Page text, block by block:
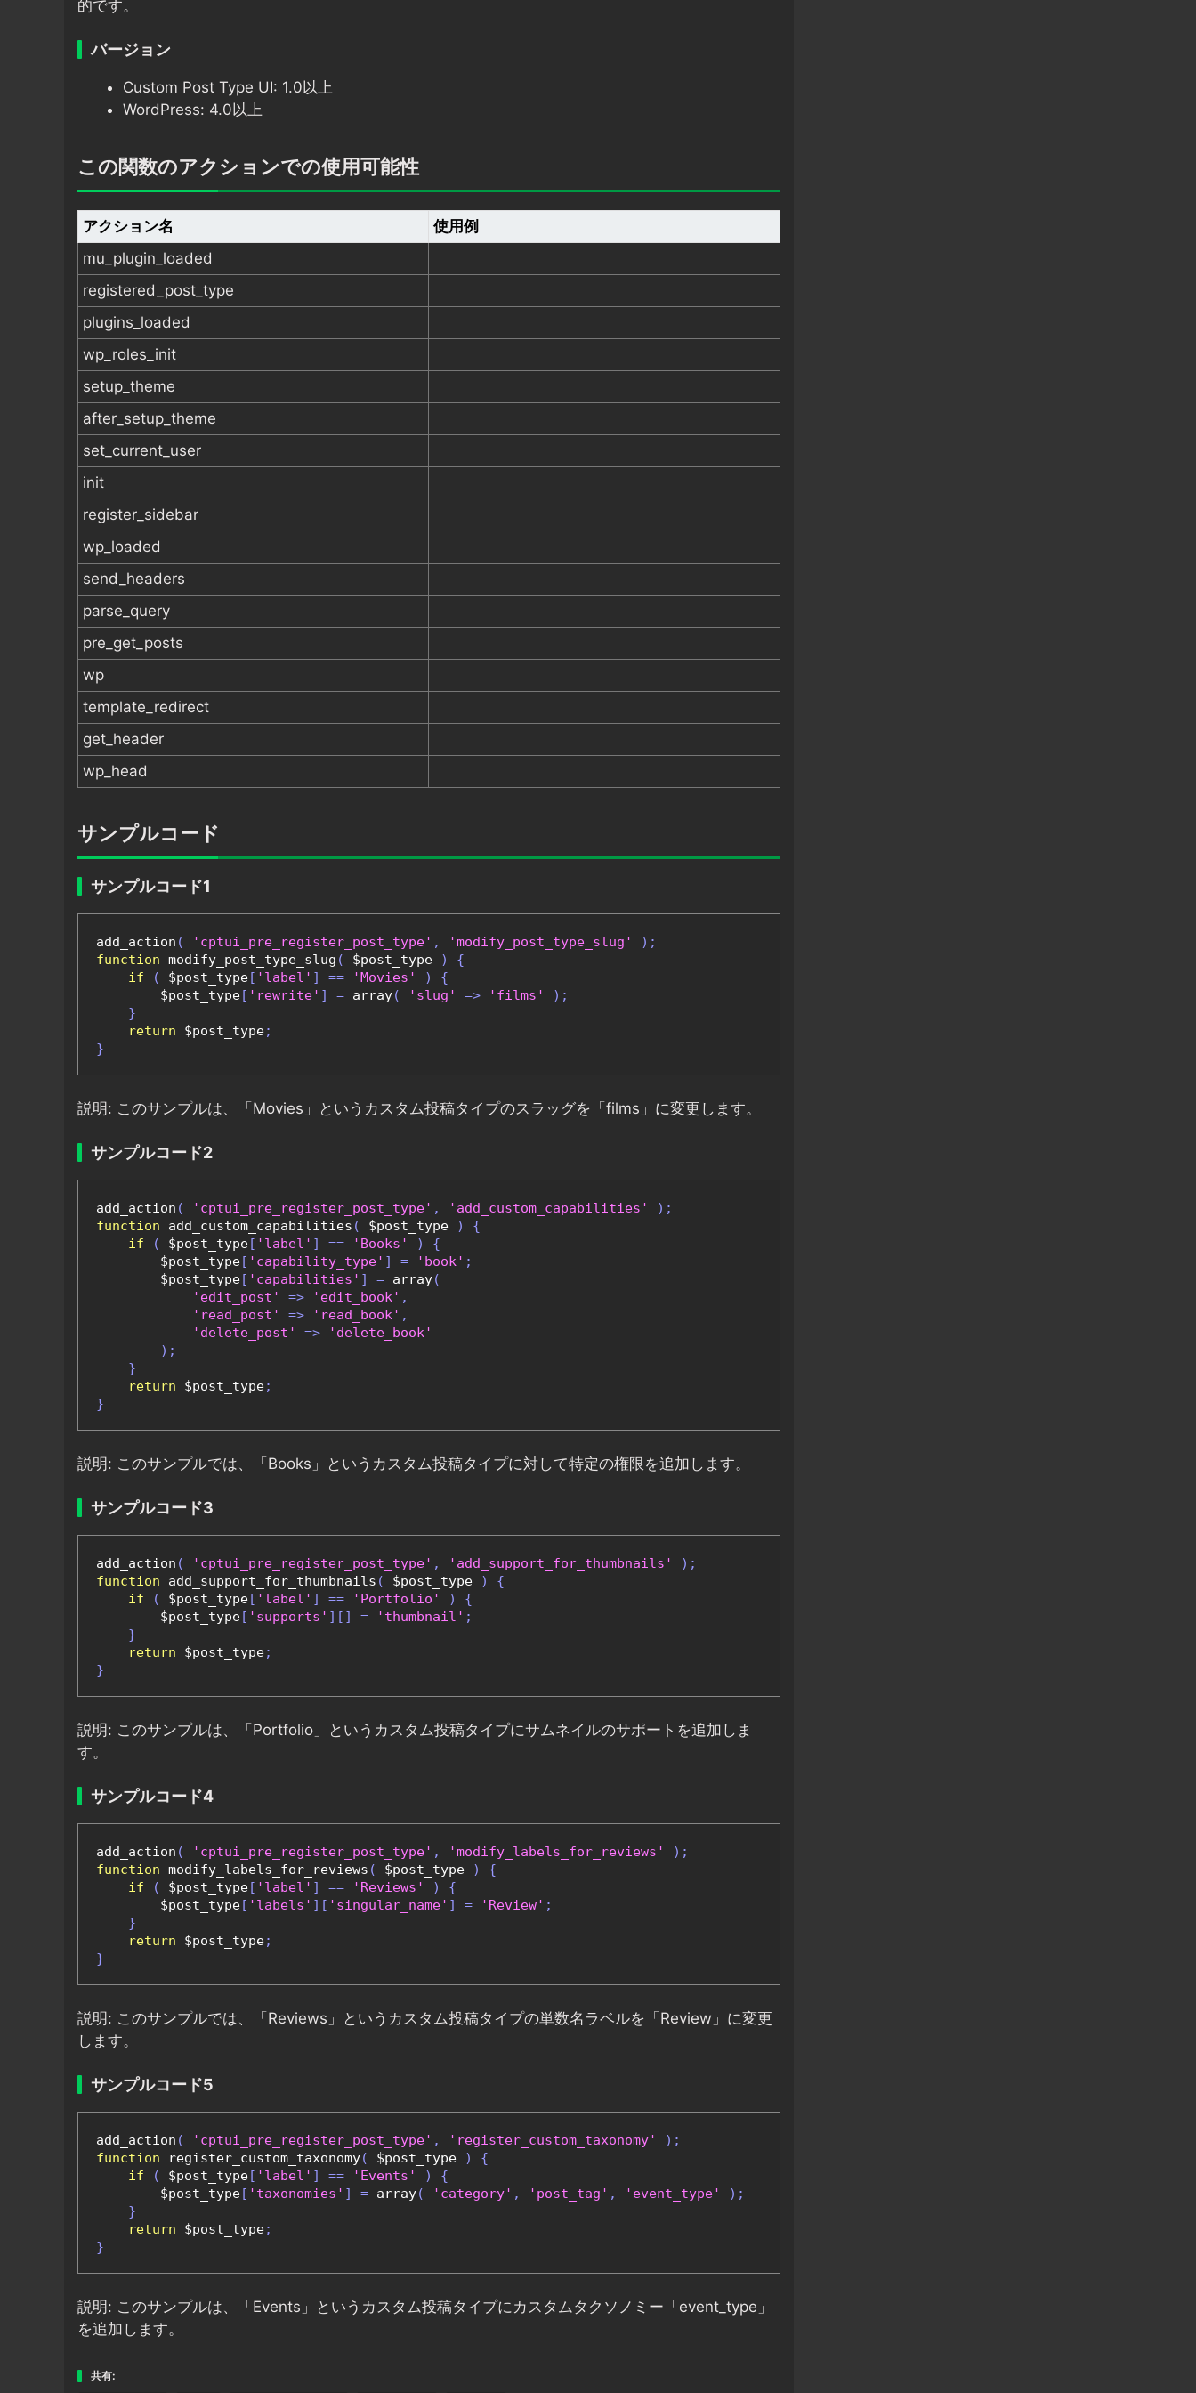
的です。
バージョン
Custom Post Type UI: 1.0以上
WordPress: 4.0以上
この関数のアクションでの使用可能性
アクション名
使用例
mu_plugin_loaded
registered_post_type
plugins_loaded
wp_roles_init
setup_theme
after_setup_theme
set_current_user
init
register_sidebar
wp_loaded
send_headers
parse_query
pre_get_posts
wp
template_redirect
get_header
wp_head
サンプルコード
サンプルコード1
add_action ( 'cptui_pre_register_post_type' , 'modify_post_type_slug'
);
function modify_post_type_slug ( $post_type )
{
if
( $post_type[ 'label' ] == 'Movies' )
{
        $post_type
[ 'rewrite' ] = array( 'slug' => 'films'
);
}
return $post_type;
}
説明: このサンプルは、「Movies」というカスタム投稿タイプのスラッグを「films」に変更します。
サンプルコード2
add_action ( 'cptui_pre_register_post_type' , 'add_custom_capabilities'
);
function add_custom_capabilities ( $post_type )
{
if
( $post_type[ 'label' ] == 'Books' )
{
        $post_type
[ 'capability_type' ] = 'book' ;
        $post_type
[ 'capabilities' ] = array(
'edit_post'
=> 'edit_book' ,
'read_post'
=> 'read_book' ,
'delete_post'
=>
'delete_book'
);
}
return $post_type;
}
説明: このサンプルでは、「Books」というカスタム投稿タイプに対して特定の権限を追加します。
サンプルコード3
add_action ( 'cptui_pre_register_post_type' , 'add_support_for_thumbnails'
);
function add_support_for_thumbnails ( $post_type )
{
if
( $post_type[ 'label' ] == 'Portfolio' )
{
        $post_type
[ 'supports' ][] = 'thumbnail' ;
}
return $post_type;
}
説明: このサンプルは、「Portfolio」というカスタム投稿タイプにサムネイルのサポートを追加しま
す。
サンプルコード4
add_action ( 'cptui_pre_register_post_type' , 'modify_labels_for_reviews'
);
function modify_labels_for_reviews ( $post_type )
{
if
( $post_type[ 'label' ] == 'Reviews' )
{
        $post_type
[ 'labels' ][ 'singular_name' ] = 'Review' ;
}
return $post_type;
}
説明: このサンプルでは、「Reviews」というカスタム投稿タイプの単数名ラベルを「Review」に変更
します。
サンプルコード5
add_action ( 'cptui_pre_register_post_type' , 'register_custom_taxonomy'
);
function register_custom_taxonomy( $post_type )
{
if
( $post_type[ 'label' ] == 'Events' )
{
        $post_type
[ 'taxonomies' ] = array( 'category' , 'post_tag' , 'event_type'
);
}
return $post_type;
}
説明: このサンプルは、「Events」というカスタム投稿タイプにカスタムタクソノミー「event_type」
を追加します。
共有: